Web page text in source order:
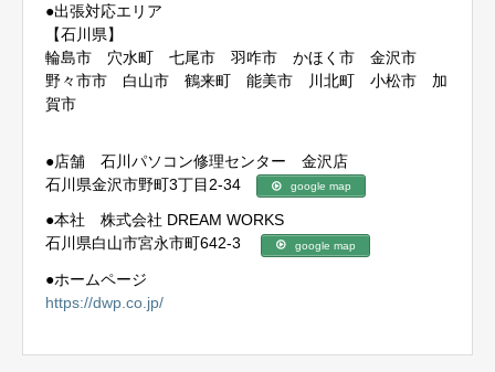
●出張対応エリア
【石川県】
輪島市 穴水町 七尾市 羽咋市 かほく市 金沢市
野々市市 白山市 鶴来町 能美市 川北町 小松市 加
賀市
●店舗 石川パソコン修理センター 金沢店
石川県金沢市野町3丁目2-34
google map
●本社 株式会社 DREAM WORKS
石川県白山市宮永市町642-3
google map
●ホームページ
https://dwp.co.jp/